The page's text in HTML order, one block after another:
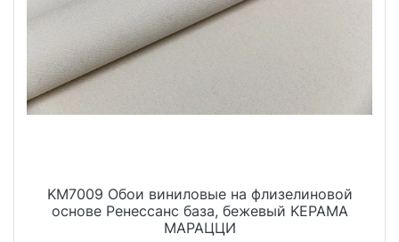
KM7009 Обои виниловые на флизелиновой
основе Ренессанс база, бежевый KЕРАМА
МАРАЦЦИ